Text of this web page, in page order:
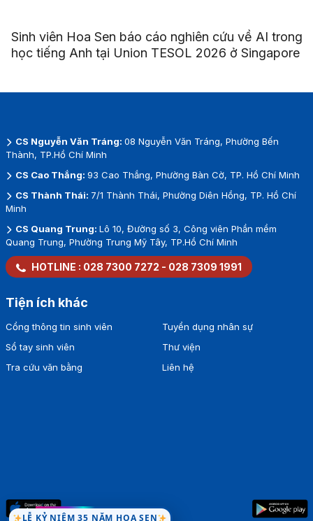
LỄ KỶ NIỆM 35 NĂM HOA SEN
Sinh viên Hoa Sen báo cáo nghiên cứu về AI trong
học tiếng Anh tại Union TESOL 2026 ở Singapore
CS Nguyễn Văn Tráng: 08 Nguyễn Văn Tráng, Phường Bến
Thành, TP.Hồ Chí Minh
CS Cao Thắng: 93 Cao Thắng, Phường Bàn Cờ, TP. Hồ Chí Minh
CS Thành Thái: 7/1 Thành Thái, Phường Diên Hồng, TP. Hồ Chí
Minh
CS Quang Trung: Lô 10, Đường số 3, Công viên Phần mềm
Quang Trung, Phường Trung Mỹ Tây, TP.Hồ Chí Minh
HOTLINE : 028 7300 7272 - 028 7309 1991
Tiện ích khác
Cổng thông tin sinh viên
Sổ tay sinh viên
Tra cứu văn bằng
Tuyển dụng nhân sự
Thư viện
Liên hệ